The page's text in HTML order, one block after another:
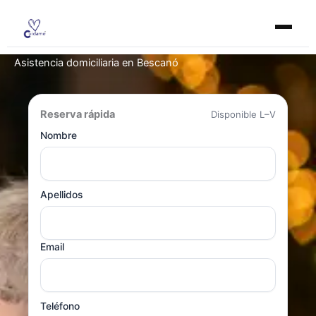
contenido
Asistencia domiciliaria en Bescanó
Reserva rápida
Disponible L–V
Nombre
Apellidos
Email
Teléfono